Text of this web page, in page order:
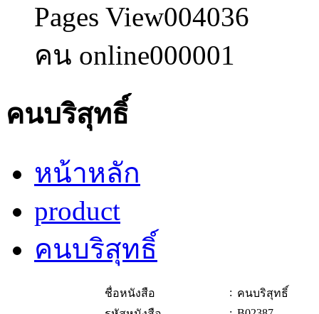
Pages View004036
คน online000001
คนบริสุทธิ์
หน้าหลัก
product
คนบริสุทธิ์
ชื่อหนังสือ : คนบริสุทธิ์